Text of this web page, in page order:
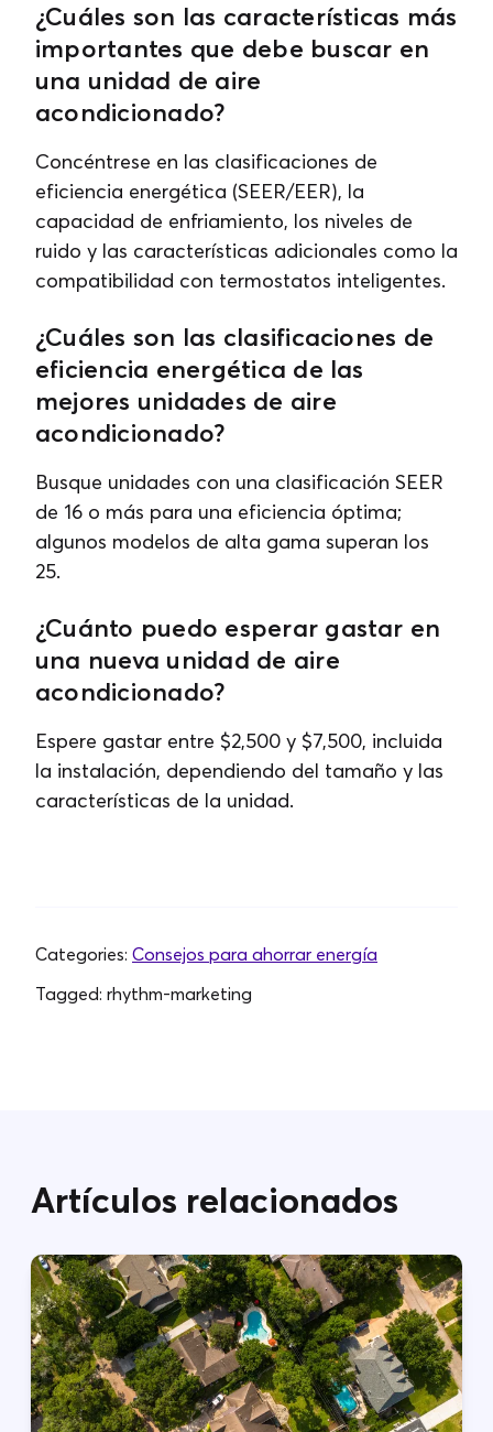
¿Cuáles son las características más
importantes que debe buscar en
una unidad de aire
acondicionado?
Concéntrese en las clasificaciones de
eficiencia energética (SEER/EER), la
capacidad de enfriamiento, los niveles de
ruido y las características adicionales como la
compatibilidad con termostatos inteligentes.
¿Cuáles son las clasificaciones de
eficiencia energética de las
mejores unidades de aire
acondicionado?
Busque unidades con una clasificación SEER
de 16 o más para una eficiencia óptima;
algunos modelos de alta gama superan los
25.
¿Cuánto puedo esperar gastar en
una nueva unidad de aire
acondicionado?
Espere gastar entre $2,500 y $7,500, incluida
la instalación, dependiendo del tamaño y las
características de la unidad.
Categories: Consejos para ahorrar energía
Tagged: rhythm-marketing
Artículos relacionados